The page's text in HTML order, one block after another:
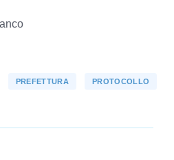
PREFETTURA PROTOCOLLO